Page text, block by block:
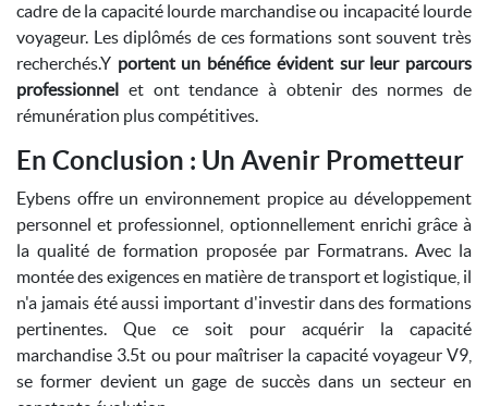
cadre de la capacité lourde marchandise ou incapacité lourde
voyageur. Les diplômés de ces formations sont souvent très
recherchés.Y portent un bénéfice évident sur leur parcours
professionnel et ont tendance à obtenir des normes de
rémunération plus compétitives.
En Conclusion : Un Avenir Prometteur
Eybens offre un environnement propice au développement
personnel et professionnel, optionnellement enrichi grâce à
la qualité de formation proposée par Formatrans. Avec la
montée des exigences en matière de transport et logistique, il
n'a jamais été aussi important d'investir dans des formations
pertinentes. Que ce soit pour acquérir la capacité
marchandise 3.5t ou pour maîtriser la capacité voyageur V9,
se former devient un gage de succès dans un secteur en